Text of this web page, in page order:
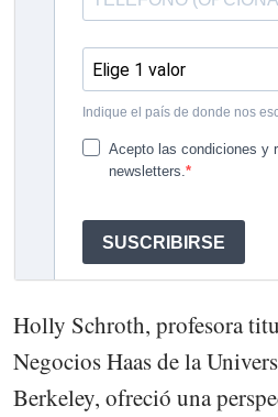
Holly Schroth, profesora
Negocios Haas de la
Berkeley, ofreció una